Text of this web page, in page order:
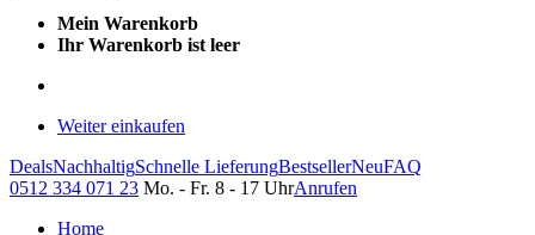
Mein Warenkorb
Ihr Warenkorb ist leer
Weiter einkaufen
DealsNachhaltigSchnelle LieferungBestsellerNeuFAQ
0512 334 071 23 Mo. - Fr. 8 - 17 UhrAnrufen
Home